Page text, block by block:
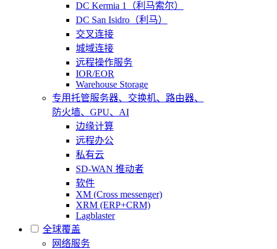
DC Kermia 1（利马索尔）
DC San Isidro（利马）
交叉连接
城域连接
远程操作服务
IOR/EOR
Warehouse Storage
专用托管服务器、交换机、路由器、
防火墙、GPU、AI
边缘计算
远程办公
私有云
SD-WAN 推动者
软件
XM (Cross messenger)
XRM (ERP+CRM)
Lagblaster
全球覆盖
网络服务